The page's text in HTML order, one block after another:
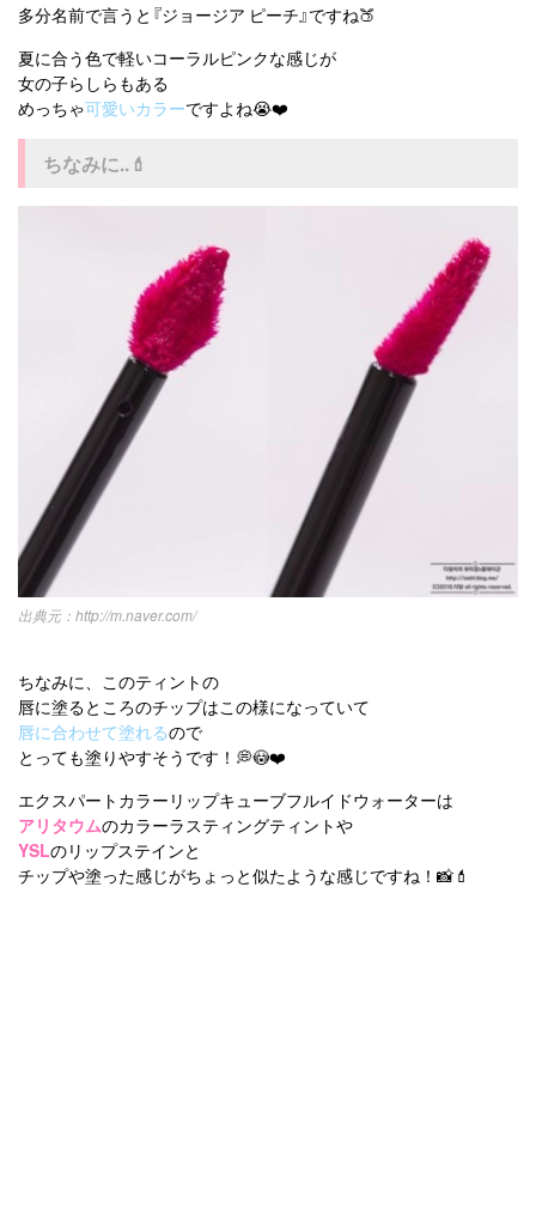
多分名前で言うと『ジョージア ピーチ』ですね🍑
夏に合う色で軽いコーラルピンクな感じが
女の子らしらもある
めっちゃ可愛いカラーですよね😭❤️
ちなみに..💄
http://m.naver.com/
ちなみに、このティントの
唇に塗るところのチップはこの様になっていて
唇に合わせて塗れるので
とっても塗りやすそうです！💭😳❤️
エクスパートカラーリップキューブフルイドウォーターは
アリタウムのカラーラスティングティントや
YSLのリップステインと
チップや塗った感じがちょっと似たような感じですね！📸💄